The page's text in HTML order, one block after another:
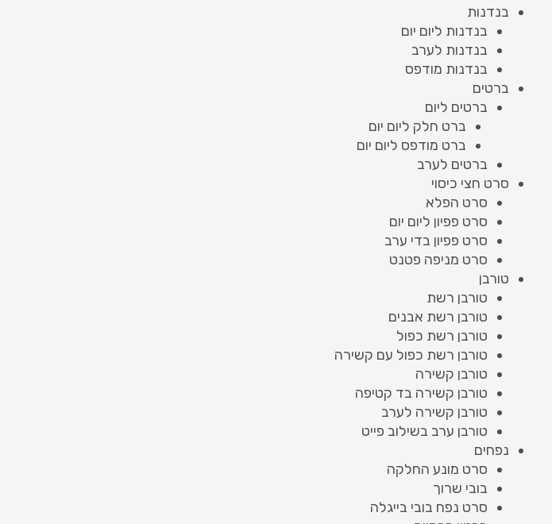
בנדנות
בנדנות ליום יום
בנדנות לערב
בנדנות מודפס
ברטים
ברטים ליום
ברט חלק ליום יום
ברט מודפס ליום יום
ברטים לערב
סרט חצי כיסוי
סרט הפלא
סרט פפיון ליום יום
סרט פפיון בדי ערב
סרט מניפה פטנט
טורבן
טורבן רשת
טורבן רשת אבנים
טורבן רשת כפול
טורבן רשת כפול עם קשירה
טורבן קשירה
טורבן קשירה בד קטיפה
טורבן קשירה לערב
טורבן ערב בשילוב פייט
נפחים
סרט מונע החלקה
בובי שרוך
סרט נפח בובי בייגלה